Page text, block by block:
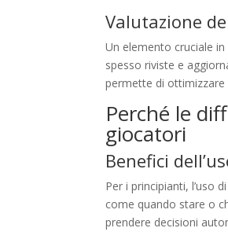
Valutazione
Un elemento cruciale
spesso riviste e
permette di
Perché le
giocatori
Benefici
Per i principianti, l’uso
come quando stare o
prendere decisioni